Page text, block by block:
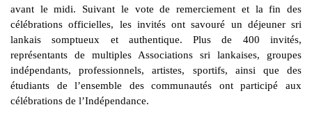
avant le midi. Suivant le vote de remerciement et la fin des
célébrations officielles, les invités ont savouré un déjeuner sri
lankais somptueux et authentique. Plus de 400 invités,
représentants de multiples Associations sri lankaises, groupes
indépendants, professionnels, artistes, sportifs, ainsi que des
étudiants de l’ensemble des communautés ont participé aux
célébrations de l’Indépendance.